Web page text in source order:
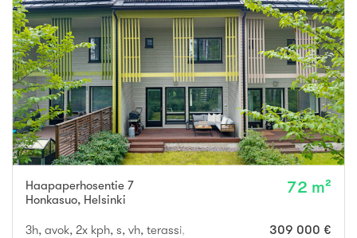
Haapaperhosentie 7
Honkasuo, Helsinki
72 m²
3h, avok, 2x kph, s, vh, terassi, piha, lämmin ulkovarasto
309 000 €